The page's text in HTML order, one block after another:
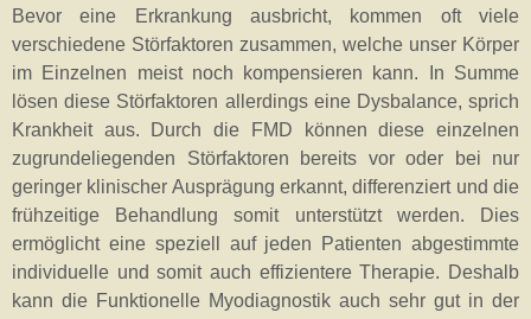
Bevor eine Erkrankung ausbricht, kommen oft viele
verschiedene Störfaktoren zusammen, welche unser Körper
im Einzelnen meist noch kompensieren kann. In Summe
lösen diese Störfaktoren allerdings eine Dysbalance, sprich
Krankheit aus. Durch die FMD können diese einzelnen
zugrundeliegenden Störfaktoren bereits vor oder bei nur
geringer klinischer Ausprägung erkannt, differenziert und die
frühzeitige Behandlung somit unterstützt werden. Dies
ermöglicht eine speziell auf jeden Patienten abgestimmte
individuelle und somit auch effizientere Therapie. Deshalb
kann die Funktionelle Myodiagnostik auch sehr gut in der